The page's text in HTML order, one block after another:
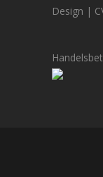
Design |